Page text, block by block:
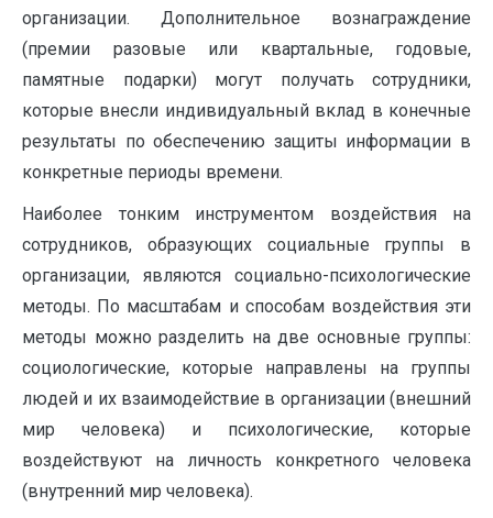
организации. Дополнительное вознаграждение
(премии разовые или квартальные, годовые,
памятные подарки) могут получать сотрудники,
которые внесли индивидуальный вклад в конечные
результаты по обеспечению защиты информации в
конкретные периоды времени.
Наиболее тонким инструментом воздействия на
сотрудников, образующих социальные группы в
организации, являются социально-психологические
методы. По масштабам и способам воздействия эти
методы можно разделить на две основные группы:
социологические, которые направлены на группы
людей и их взаимодействие в организации (внешний
мир человека) и психологические, которые
воздействуют на личность конкретного человека
(внутренний мир человека).